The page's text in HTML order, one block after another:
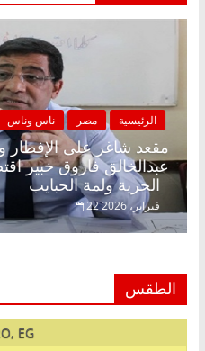
الرئيسية مصر ناس وناس
مقعد شاغر على الإفطار
عبدالخالق فاروق خبير
22 فبراير، 2026
الطقس
EG